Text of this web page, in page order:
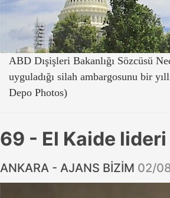
ABD Dışişleri Bakanlığı Sözcüsü
uyguladığı silah ambargosunu bir
Depo Photos)
69 - El Kaide
ANKARA - AJANS BİZİM 02/